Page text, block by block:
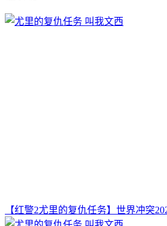
【红警2尤里的复仇任务】世界冲突